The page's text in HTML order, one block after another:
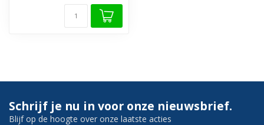
Schrijf je nu in voor onze nieuwsbrief.
Blijf op de hoogte over onze laatste acties